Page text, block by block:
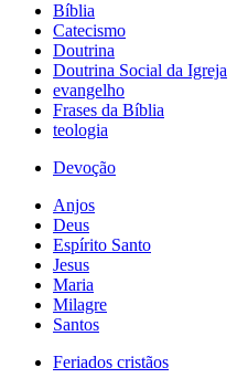
Bíblia
Catecismo
Doutrina
Doutrina Social da Igreja
evangelho
Frases da Bíblia
teologia
Devoção
Anjos
Deus
Espírito Santo
Jesus
Maria
Milagre
Santos
Feriados cristãos